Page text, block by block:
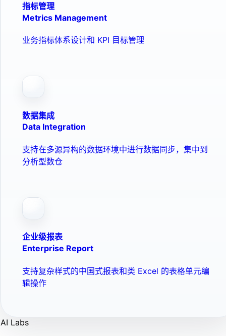
指标管理
Metrics Management
业务指标体系设计和 KPI 目标管理
数据集成
Data Integration
支持在多源异构的数据环境中进行数据同步，集中到
分析型数仓
企业级报表
Enterprise Report
支持复杂样式的中国式报表和类 Excel 的表格单元编
辑操作
AI Labs